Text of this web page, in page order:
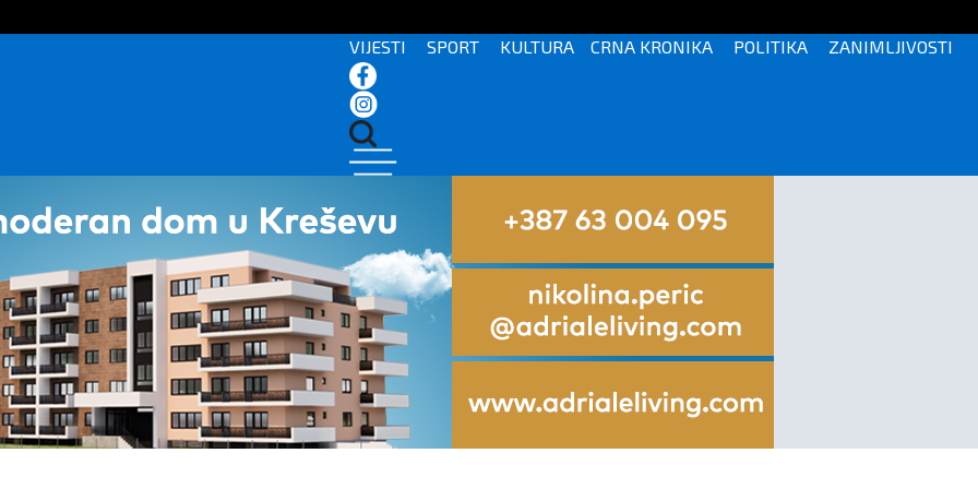
VIJESTI SPORT KULTURA CRNA KRONIKA POLITIKA ZANIMLJIVOSTI